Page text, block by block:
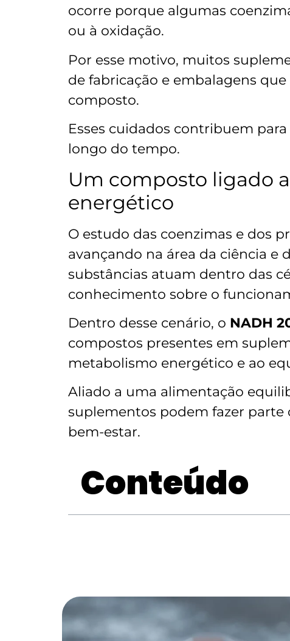
ocorre porque algumas
ou à oxidação.
Por esse motivo, muitos
de fabricação e embalagens
composto.
Esses cuidados contribuem
longo do tempo.
Um composto ligado
energético
O estudo das coenzimas e dos
avançando na área da ciência e
substâncias atuam dentro das
conhecimento sobre o
Dentro desse cenário, o NADH
compostos presentes em
metabolismo energético e ao
Aliado a uma alimentação
suplementos podem fazer
bem-estar.
Conteúdo